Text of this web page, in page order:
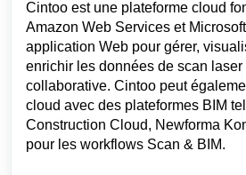
Cintoo est une plateforme cloud
Amazon Web Services et
application Web pour gérer,
enrichir les données de scan
collaborative. Cintoo peut
cloud avec des plateformes BIM
Construction Cloud, Newforma
pour les workflows Scan & BIM.